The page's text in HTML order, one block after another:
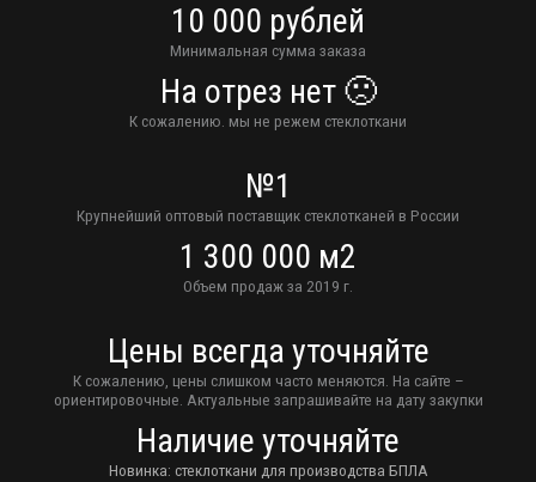
10 000 рублей
Минимальная сумма заказа
На отрез нет 🙁
К сожалению. мы не режем стеклоткани
№1
Крупнейший оптовый поставщик стеклотканей в России
1 300 000 м2
Объем продаж за 2019 г.
Цены всегда уточняйте
К сожалению, цены слишком часто меняются. На сайте –
ориентировочные. Актуальные запрашивайте на дату закупки
Наличие уточняйте
Новинка: стеклоткани для производства БПЛА